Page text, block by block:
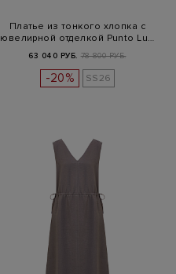
Платье из тонкого хлопка с
ювелирной отделкой Punto Lu…
63 040 РУБ. 78 800 РУБ.
-20% SS26